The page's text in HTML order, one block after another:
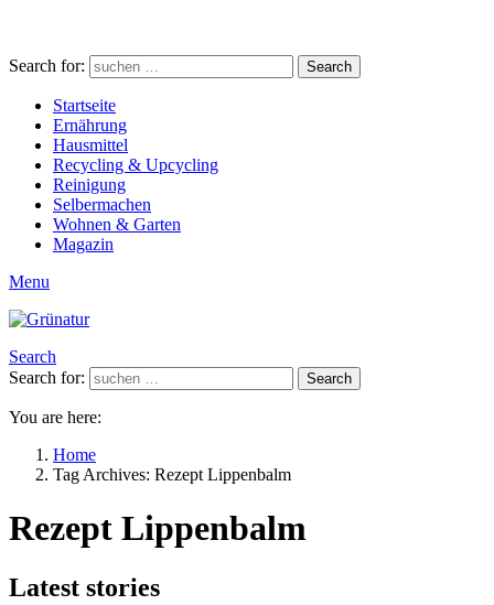
Search for: Search
Startseite
Ernährung
Hausmittel
Recycling & Upcycling
Reinigung
Selbermachen
Wohnen & Garten
Magazin
Menu
Search
Search for:
Search
You are here:
Home
Tag Archives: Rezept Lippenbalm
Rezept Lippenbalm
Latest stories